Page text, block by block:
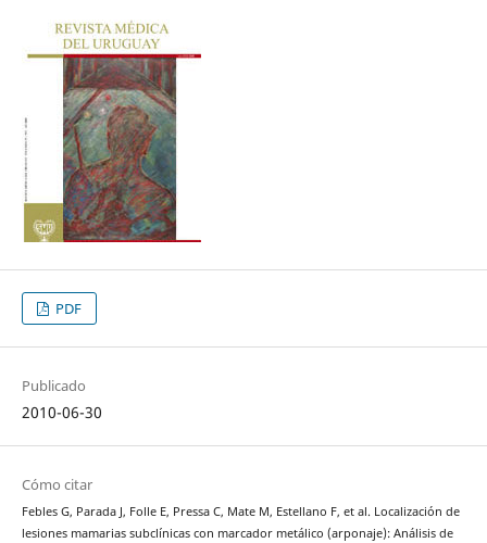
PDF
Publicado
2010-06-30
Cómo citar
Febles G, Parada J, Folle E, Pressa C, Mate M, Estellano F, et al. Localización de
lesiones mamarias subclínicas con marcador metálico (arponaje): Análisis de